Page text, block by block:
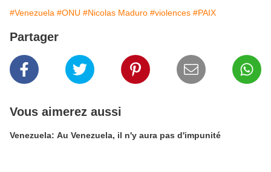
#Venezuela #ONU #Nicolas Maduro #violences #PAIX
Partager
Vous aimerez aussi
Venezuela: Au Venezuela, il n'y aura pas d'impunité